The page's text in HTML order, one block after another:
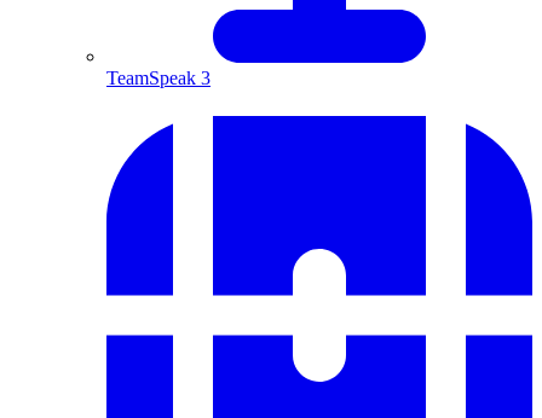
TeamSpeak 3